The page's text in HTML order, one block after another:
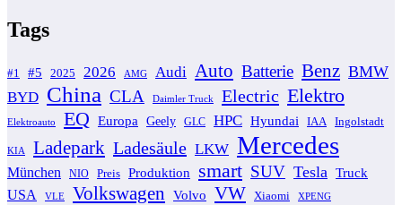
Tags
#1 #5 2025 2026 AMG Audi Auto Batterie Benz BMW
BYD China CLA Daimler Truck Electric Elektro
Elektroauto EQ Europa Geely GLC HPC Hyundai IAA Ingolstadt
KIA Ladepark Ladesäule LKW Mercedes
München NIO Preis Produktion smart SUV Tesla Truck
USA VLE Volkswagen Volvo VW Xiaomi XPENG